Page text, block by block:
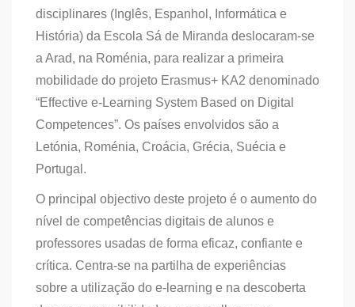
disciplinares (Inglês, Espanhol, Informática e
História) da Escola Sá de Miranda deslocaram-se
a Arad, na Roménia, para realizar a primeira
mobilidade do projeto Erasmus+ KA2 denominado
“Effective e-Learning System Based on Digital
Competences”. Os países envolvidos são a
Letónia, Roménia, Croácia, Grécia, Suécia e
Portugal.
O principal objectivo deste projeto é o aumento do
nível de competências digitais de alunos e
professores usadas de forma eficaz, confiante e
crítica. Centra-se na partilha de experiências
sobre a utilização do e-learning e na descoberta